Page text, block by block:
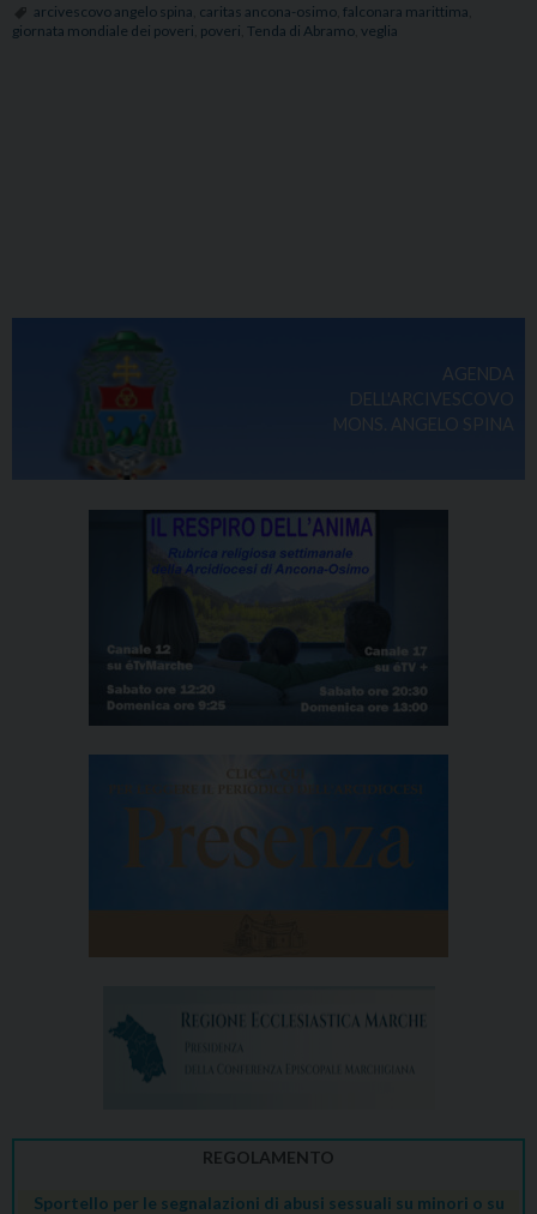
arcivescovo angelo spina caritas ancona-osimo falconara marittima
giornata mondiale dei poveri poveri Tenda di Abramo veglia
AGENDA
DELL'ARCIVESCOVO
MONS. ANGELO SPINA
REGOLAMENTO
Sportello per le segnalazioni di abusi sessuali su minori o su